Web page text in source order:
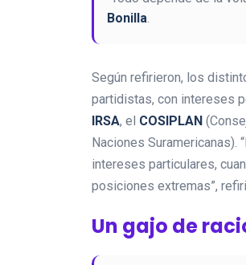
Bonilla.
Según refirieron, los
partidistas, con intereses
IRSA, el COSIPLAN
Naciones Suramericanas).
intereses particulares,
posiciones extremas”,
Un gajo de